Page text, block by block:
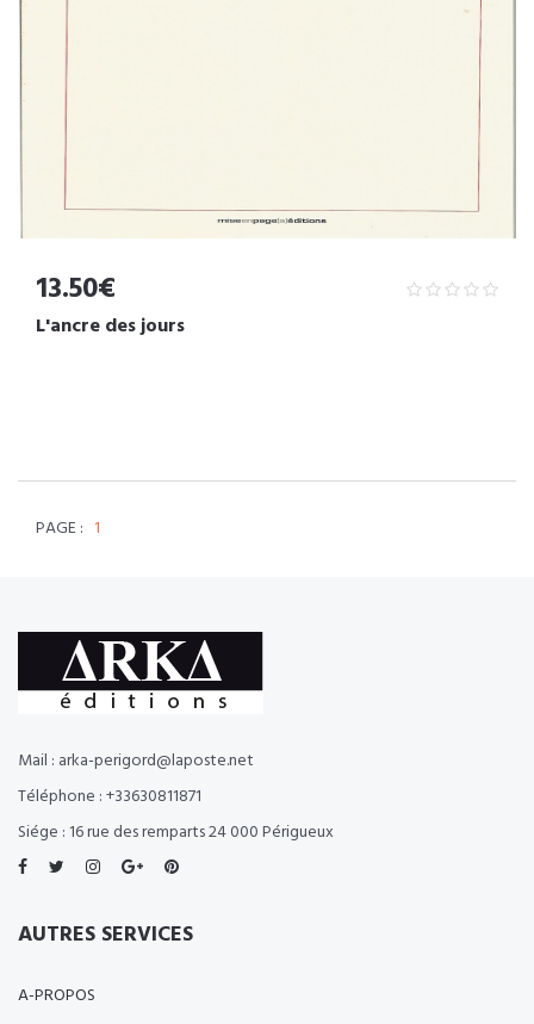
13.50€
L'ancre des jours
PAGE : 1
Mail : arka-perigord@laposte.net
Téléphone : +33630811871
Siége : 16 rue des remparts 24 000 Périgueux
AUTRES SERVICES
A-PROPOS